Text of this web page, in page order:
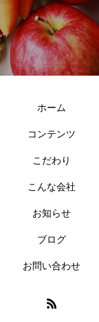
ホーム
コンテンツ
こだわり
こんな会社
お知らせ
ブログ
お問い合わせ